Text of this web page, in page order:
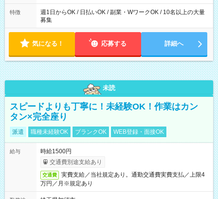
特徴
週1日からOK / 日払いOK / 副業・WワークOK / 10名以上の大量
募集
気になる！ 応募する 詳細へ
未読
スピードよりも丁寧に！未経験OK！作業はカン
タン×完全座り
派遣 職種未経験OK ブランクOK WEB登録・面接OK
給与
時給1500円
交通費別途支給あり
交通費
実費支給／当社規定あり。通勤交通費実費支払／上限4
万円／月※規定あり